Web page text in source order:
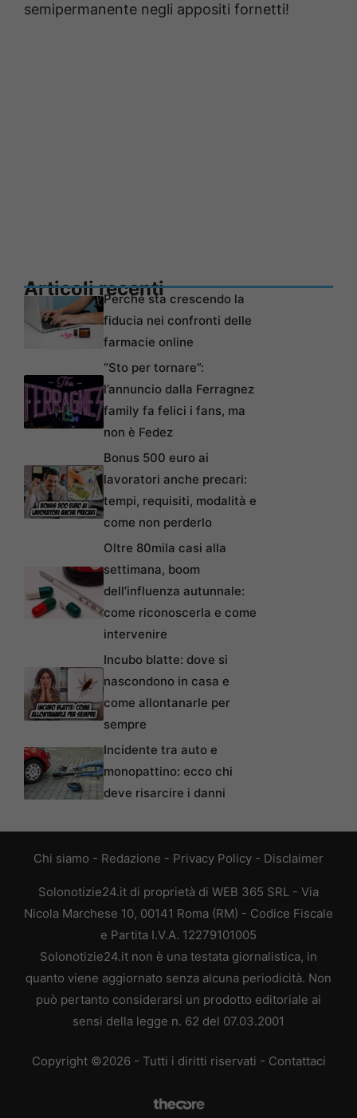
semipermanente negli appositi fornetti!
Articoli recentiPerché sta crescendo la
fiducia nei confronti delle
farmacie online
“Sto per tornare”:
l’annuncio dalla Ferragnez
family fa felici i fans, ma
non è Fedez
Bonus 500 euro ai
lavoratori anche precari:
tempi, requisiti, modalità e
come non perderlo
Oltre 80mila casi alla
settimana, boom
dell’influenza autunnale:
come riconoscerla e come
intervenire
Incubo blatte: dove si
nascondono in casa e
come allontanarle per
sempre
Incidente tra auto e
monopattino: ecco chi
deve risarcire i danni
Chi siamo - Redazione - Privacy Policy - Disclaimer
Solonotizie24.it di proprietà di WEB 365 SRL - Via
Nicola Marchese 10, 00141 Roma (RM) - Codice Fiscale
e Partita I.V.A. 12279101005
Solonotizie24.it non è una testata giornalistica, in
quanto viene aggiornato senza alcuna periodicità. Non
può pertanto considerarsi un prodotto editoriale ai
sensi della legge n. 62 del 07.03.2001
Copyright ©2026 - Tutti i diritti riservati - Contattaci